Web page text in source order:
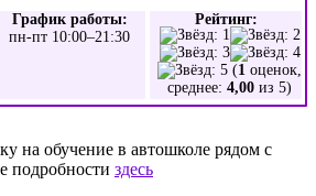
График работы:
пн-пт 10:00–21:30
Рейтинг:
(1 оценок,
среднее: 4,00 из 5)
на обучение в автошколе рядом с
подробности здесь